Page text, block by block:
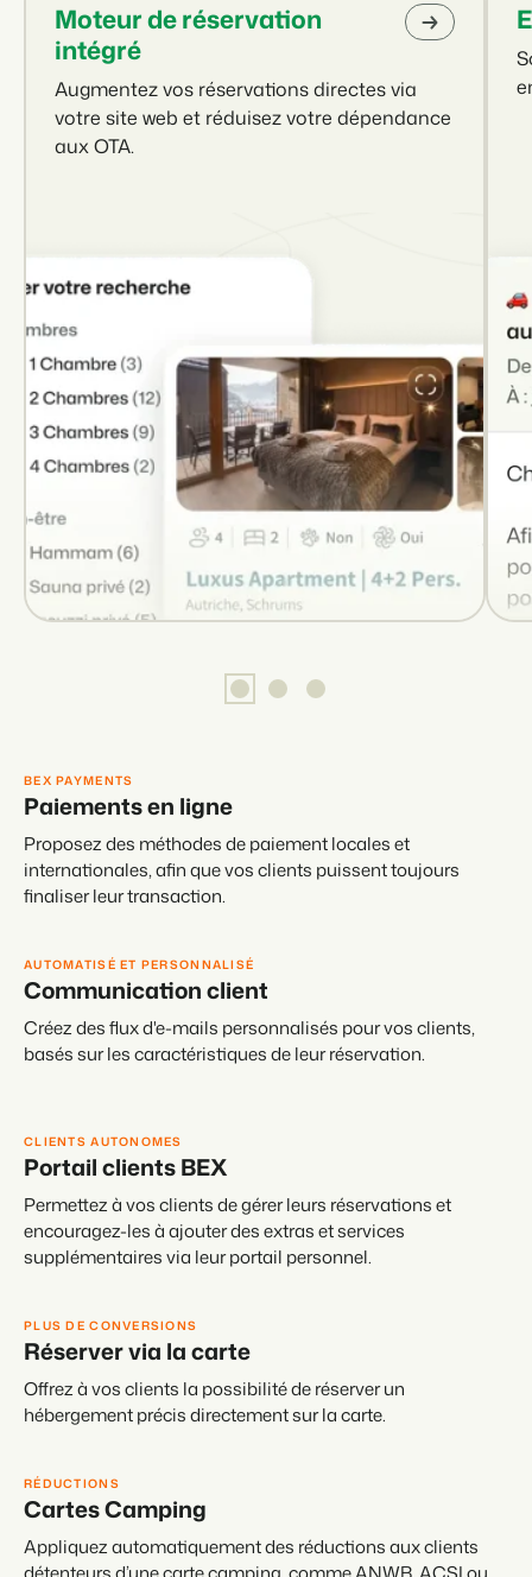
Moteur de réservation
intégré
Augmentez vos réservations directes via
votre site web et réduisez votre dépendance
aux OTA.
BEX PAYMENTS
Paiements en ligne
Proposez des méthodes de paiement locales et
internationales, afin que vos clients puissent toujours
finaliser leur transaction.
AUTOMATISÉ ET PERSONNALISÉ
Communication client
Créez des flux d'e-mails personnalisés pour vos clients,
basés sur les caractéristiques de leur réservation.
CLIENTS AUTONOMES
Portail clients BEX
Permettez à vos clients de gérer leurs réservations et
encouragez-les à ajouter des extras et services
supplémentaires via leur portail personnel.
PLUS DE CONVERSIONS
Réserver via la carte
Offrez à vos clients la possibilité de réserver un
hébergement précis directement sur la carte.
RÉDUCTIONS
Cartes Camping
Appliquez automatiquement des réductions aux clients